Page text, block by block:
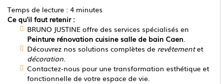
Temps de lecture : 4 minutes
Ce qu'il faut retenir :
BRUNO JUSTINE offre des services spécialisés en
Peinture rénovation cuisine salle de bain Caen.
Découvrez nos solutions complètes de revêtementet
décoration.
Contactez-nous pour une transformation esthétique et
fonctionnelle de votre espace de vie.